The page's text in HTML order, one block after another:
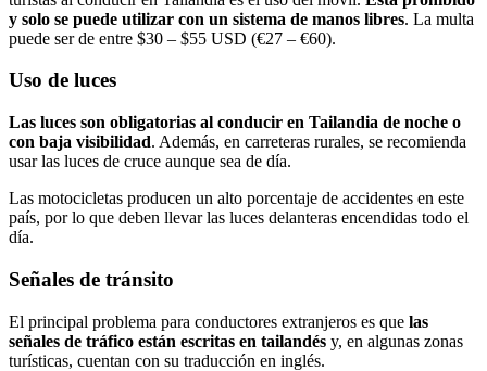
y solo se puede utilizar con un sistema de manos libres. La multa
puede ser de entre $30 – $55 USD (€27 – €60).
Uso de luces
Las luces son obligatorias al conducir en Tailandia de noche o
con baja visibilidad. Además, en carreteras rurales, se recomienda
usar las luces de cruce aunque sea de día.
Las motocicletas producen un alto porcentaje de accidentes en este
país, por lo que deben llevar las luces delanteras encendidas todo el
día.
Señales de tránsito
El principal problema para conductores extranjeros es que las
señales de tráfico están escritas en tailandés y, en algunas zonas
turísticas, cuentan con su traducción en inglés.